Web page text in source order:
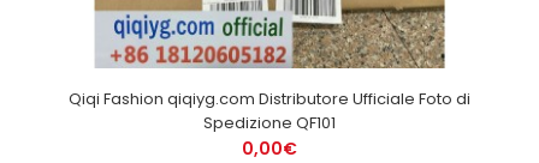
Qiqi Fashion qiqiyg.com Distributore Ufficiale Foto di
Spedizione QF101
0,00€